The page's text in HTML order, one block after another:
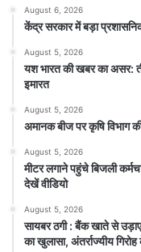
August 6, 2026
केंद्र सरकार में बड़ा
August 5, 2026
यश भारत की खबर का असर:
इमारत
August 5, 2026
अमानक बीज पर कृषि विभाग
August 5, 2026
मीटर लगाने पहुंचे बिजली
देखें वीडियो
August 5, 2026
सायबर ठगी : बैंक खाते से
का खुलासा, अंतर्राज्यीय